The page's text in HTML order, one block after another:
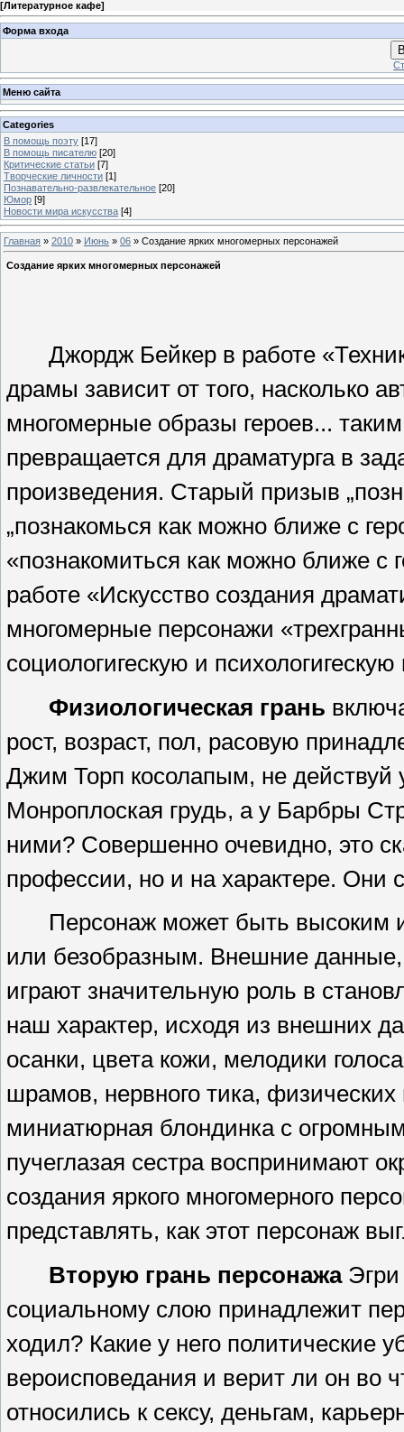
[Литературное кафе]
Форма входа
Меню сайта
Categories
В помощь поэту [17]
В помощь писателю [20]
Критические статьи [7]
Творческие личности [1]
Познавательно-развлекательное [20]
Юмор [9]
Новости мира искусства [4]
Главная » 2010 » Июнь » 06 » Создание ярких многомерных персонажей
Создание ярких многомерных персонажей
Джордж Бейкер в работе
драмы зависит от того, насколько
многомерные образы героев...
превращается для драматурга в
произведения. Старый призыв
„познакомься как можно ближе с
«познакомиться как можно ближе с
работе «Искусство создания
многомерные персонажи
социологигескую и психологигескую
Физиологическая грань
рост, возраст, пол, расовую
Джим Торп косолапым, не
Монроплоская грудь, а у Барбры
ними? Совершенно очевидно, это
профессии, но и на характере. Они
Персонаж может быть высоким
или безобразным. Внешние данные,
играют значительную роль в
наш характер, исходя из внешних
осанки, цвета кожи, мелодики
шрамов, нервного тика, физических
миниатюрная блондинка с
пучеглазая сестра воспринимают
создания яркого многомерного
представлять, как этот персонаж
Вторую грань персонажаЭгри
социальному слою принадлежит
ходил? Какие у него политические
вероисповедания и верит ли он во
относились к сексу, деньгам,